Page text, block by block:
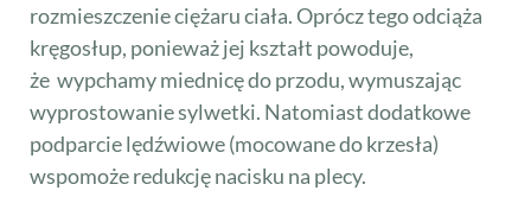
rozmieszczenie ciężaru ciała. Oprócz tego odciąża
kręgosłup, ponieważ jej kształt powoduje,
że wypchamy miednicę do przodu, wymuszając
wyprostowanie sylwetki. Natomiast dodatkowe
podparcie lędźwiowe (mocowane do krzesła)
wspomoże redukcję nacisku na plecy.